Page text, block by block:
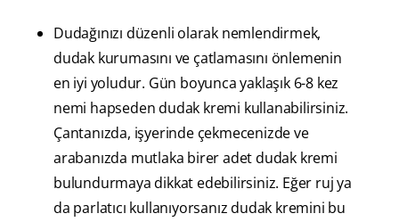
Dudağınızı düzenli olarak nemlendirmek,
dudak kurumasını ve çatlamasını önlemenin
en iyi yoludur. Gün boyunca yaklaşık 6-8 kez
nemi hapseden dudak kremi kullanabilirsiniz.
Çantanızda, işyerinde çekmecenizde ve
arabanızda mutlaka birer adet dudak kremi
bulundurmaya dikkat edebilirsiniz. Eğer ruj ya
da parlatıcı kullanıyorsanız dudak kremini bu